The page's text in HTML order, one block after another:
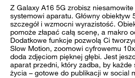
Z Galaxy A16 5G zrobisz
systemowi aparatu. Główny obiektyw
szczegół i wzmocni wyrazistość.
pomoże złapać całą scenę, a makro
Dodatkowe funkcje pozwolą Ci
Slow Motion, zoomowi cyfrowemu
doda zdjęciom pięknej głębi. Jest
aparat przedni, który zadba, by każde
życia – gotowe do publikacji w social